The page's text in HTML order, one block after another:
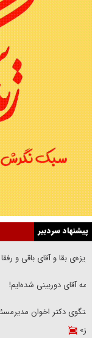
پیشنهاد سردبیر
غریزه‌ی بقا و آقای باقی و رفقا
همه آقای دوربینی شده‌ایم!
گفتگوی دکتر اخوان
هرمز»